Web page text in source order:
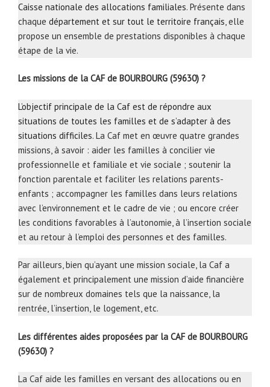
Caisse nationale des allocations familiales. Présente dans
chaque département et sur tout le territoire français, elle
propose un ensemble de prestations disponibles à chaque
étape de la vie.
Les missions de la CAF de BOURBOURG (59630) ?
L’objectif principale de la Caf est de répondre aux
situations de toutes les familles et de s’adapter à des
situations difficiles. La Caf met en œuvre quatre grandes
missions, à savoir : aider les familles à concilier vie
professionnelle et familiale et vie sociale ; soutenir la
fonction parentale et faciliter les relations parents-
enfants ; accompagner les familles dans leurs relations
avec l’environnement et le cadre de vie ; ou encore créer
les conditions favorables à l’autonomie, à l’insertion sociale
et au retour à l’emploi des personnes et des familles.
Par ailleurs, bien qu’ayant une mission sociale, la Caf a
également et principalement une mission d’aide financière
sur de nombreux domaines tels que la naissance, la
rentrée, l’insertion, le logement, etc.
Les différentes aides proposées par la CAF de BOURBOURG
(59630) ?
La Caf aide les familles en versant des allocations ou en